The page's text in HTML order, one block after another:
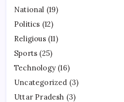
National (19)
Politics (12)
Religious(11)
Sports (25)
Technology (16)
Uncategorized (3)
Uttar Pradesh (3)